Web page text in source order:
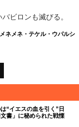
ビロンも滅びる。
メネメネ・テケル・ウパルシ
“イエスの血を引く”日
書」に秘められた戦慄